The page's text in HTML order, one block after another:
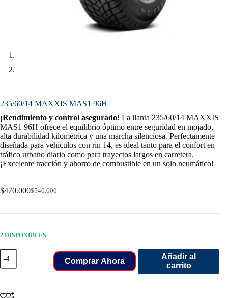
235/60/14 MAXXIS MAS1 96H
¡Rendimiento y control asegurado! La llanta 235/60/14 MAXXIS
MAS1 96H ofrece el equilibrio óptimo entre seguridad en mojado,
alta durabilidad kilométrica y una marcha silenciosa. Perfectamente
diseñada para vehículos con rin 14, es ideal tanto para el confort en
tráfico urbano diario como para trayectos largos en carretera.
¡Excelente tracción y ahorro de combustible en un solo neumático!
$540.000
Original
was:
$470.000Current
is:
2 DISPONIBLES
235/60/14
MAXXIS
MAS1
Comprar Ahora
Añadir al
carrito